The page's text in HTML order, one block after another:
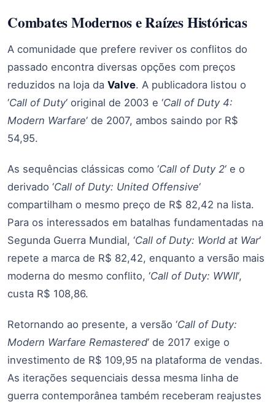
Combates Modernos e Raízes Históricas
A comunidade que prefere reviver os conflitos do
passado encontra diversas opções com preços
reduzidos na loja da Valve. A publicadora listou o
‘Call of Duty‘ original de 2003 e ‘Call of Duty 4:
Modern Warfare‘ de 2007, ambos saindo por R$
54,95.
As sequências clássicas como ‘Call of Duty 2‘ e o
derivado ‘Call of Duty: United Offensive‘
compartilham o mesmo preço de R$ 82,42 na lista.
Para os interessados em batalhas fundamentadas na
Segunda Guerra Mundial, ‘Call of Duty: World at War‘
repete a marca de R$ 82,42, enquanto a versão mais
moderna do mesmo conflito, ‘Call of Duty: WWII‘,
custa R$ 108,86.
Retornando ao presente, a versão ‘Call of Duty:
Modern Warfare Remastered‘ de 2017 exige o
investimento de R$ 109,95 na plataforma de vendas.
As iterações sequenciais dessa mesma linha de
guerra contemporânea também receberam reajustes